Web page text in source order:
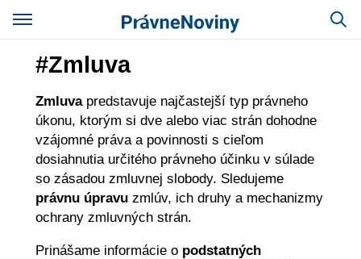
#Zmluva
Zmluvapredstavuje najčastejší typ právneho
úkonu, ktorým si dve alebo viac strán dohodne
vzájomné práva a povinnosti s cieľom
dosiahnutia určitého právneho účinku v súlade
so zásadou zmluvnej slobody. Sledujeme
právnu úpravuzmlúv, ich druhy a mechanizmy
ochrany zmluvných strán.
Prinášame informácie o podstatných